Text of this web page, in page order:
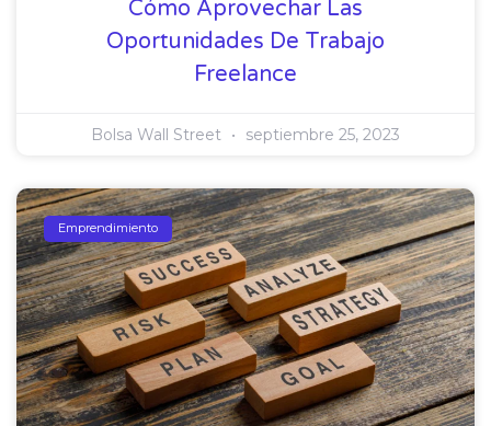
Cómo Aprovechar Las
Oportunidades De Trabajo
Freelance
Bolsa Wall Street septiembre 25, 2023
Emprendimiento